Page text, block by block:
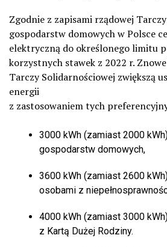
Zgodnie z zapisami rządowej
gospodarstw domowych w Polsce
elektryczną do określonego limitu
korzystnych stawek z 2022 r.
Tarczy Solidarnościowej zwiększą
energii
z zastosowaniem tych
3000 kWh (zamiast 2000
gospodarstw domowych,
3600 kWh (zamiast 2600
osobami z
4000 kWh (zamiast 3000
z Kartą Dużej Rodziny.